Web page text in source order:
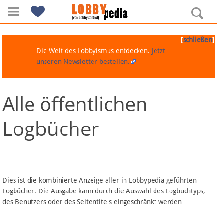
Navigation
Über Lobbypedia
Artikel nach Kategorien
FAQ
[schließen]
Die Welt des Lobbyismus entdecken. Jetzt
unseren Newsletter bestellen.
Alle öffentlichen
Logbücher
Dies ist die kombinierte Anzeige aller in Lobbypedia geführten
Logbücher. Die Ausgabe kann durch die Auswahl des Logbuchtyps,
des Benutzers oder des Seitentitels eingeschränkt werden